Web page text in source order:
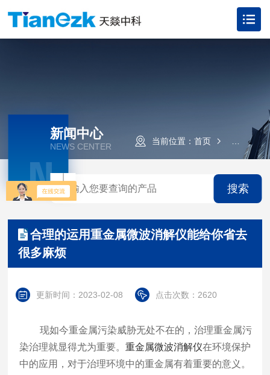
当前位置： 首页 新闻资讯
N
新闻中心
NEWS CENTER
搜索
合理的运用重金属微波消解仪能给你省去
很多麻烦
更新时间：2023-02-08 点击次数：2620
现如今重金属污染威胁无处不在的，治理重金属污
染治理就显得尤为重要。 重金属微波消解仪在环境保护
中的应用，对于治理环境中的重金属有着重要的意义。